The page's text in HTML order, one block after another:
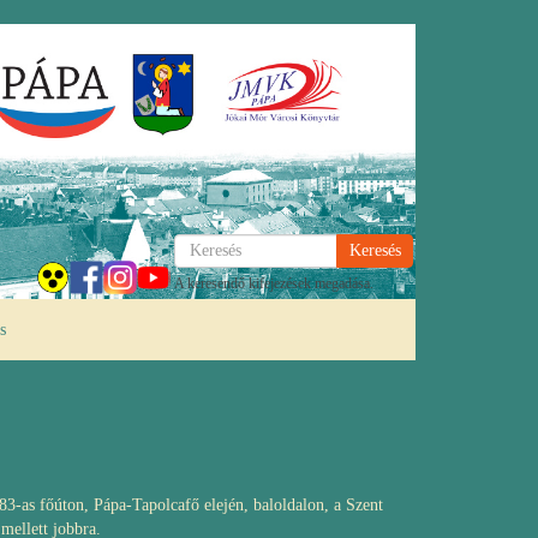
Keresés
A keresendő kifejezések megadása.
as főúton, Pápa-Tapolcafő elején, baloldalon, a Szent
jobbra.